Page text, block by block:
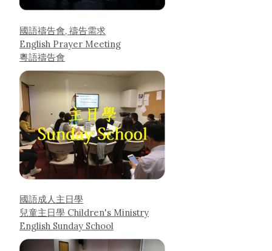
國語禱告會, 禱告需求
English Prayer Meeting
粵語禱告會
國語成人主日學
兒童主日學 Children's Ministry
English Sunday School